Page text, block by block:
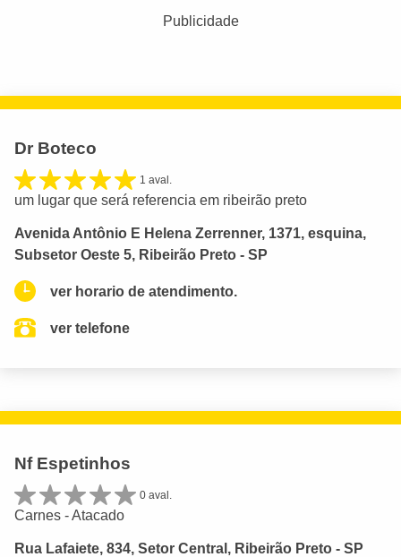
Publicidade
Dr Boteco
1 aval.
um lugar que será referencia em ribeirão preto
Avenida Antônio E Helena Zerrenner, 1371, esquina,
Subsetor Oeste 5, Ribeirão Preto - SP
ver horario de atendimento.
ver telefone
Nf Espetinhos
0 aval.
Carnes - Atacado
Rua Lafaiete, 834, Setor Central, Ribeirão Preto - SP